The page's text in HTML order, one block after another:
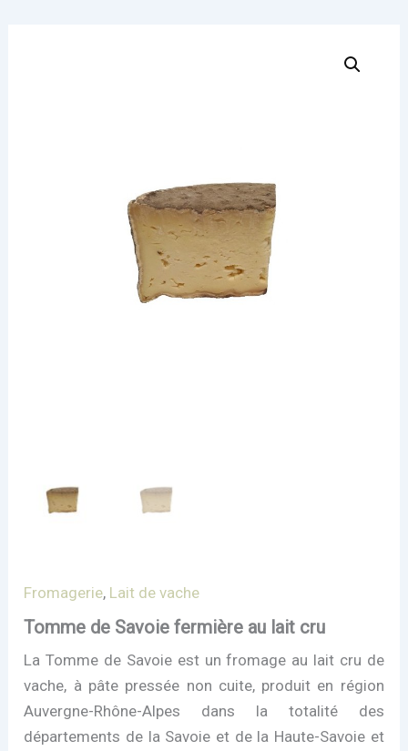
Fromagerie, Lait de vache
Tomme de Savoie fermière au lait cru
La Tomme de Savoie est un fromage au lait cru de
vache, à pâte pressée non cuite, produit en région
Auvergne-Rhône-Alpes dans la totalité des
départements de la Savoie et de la Haute-Savoie et